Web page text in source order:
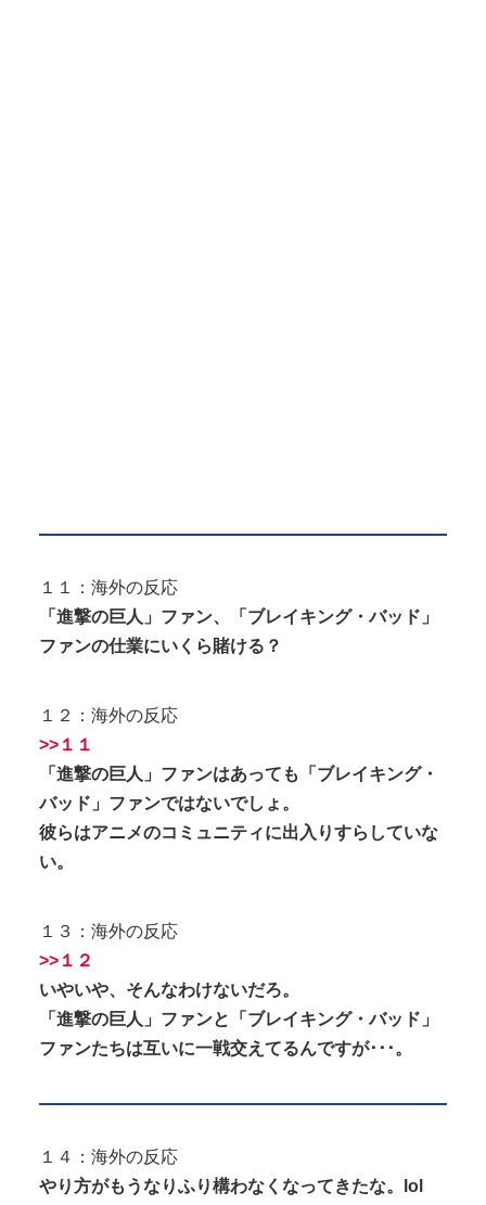
１１：海外の反応
「進撃の巨人」ファン、「ブレイキング・バッド」
ファンの仕業にいくら賭ける？
１２：海外の反応
>>１１
「進撃の巨人」ファンはあっても「ブレイキング・
バッド」ファンではないでしょ。
彼らはアニメのコミュニティに出入りすらしていな
い。
１３：海外の反応
>>１２
いやいや、そんなわけないだろ。
「進撃の巨人」ファンと「ブレイキング・バッド」
ファンたちは互いに一戦交えてるんですが･･･。
１４：海外の反応
やり方がもうなりふり構わなくなってきたな。lol